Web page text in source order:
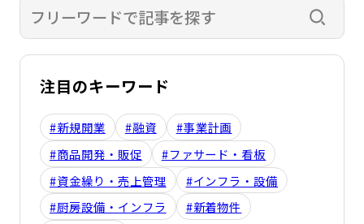
検索す
注目のキーワード
#新規開業 #融資
#事業計画
#商品開発・販促
#ファサード・看板
#資金繰り・売上管理
#インフラ・設備
#厨房設備・インフラ
#新着物件